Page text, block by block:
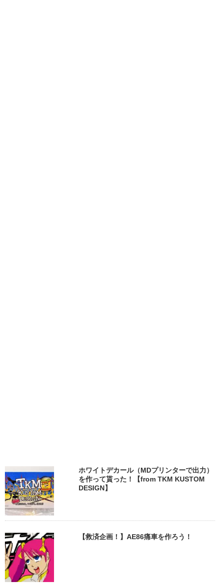
ホワイトデカール（MDプリンターで出力）
を作って貰った！【from TKM KUSTOM
DESIGN】
【救済企画！】AE86痛車を作ろう！